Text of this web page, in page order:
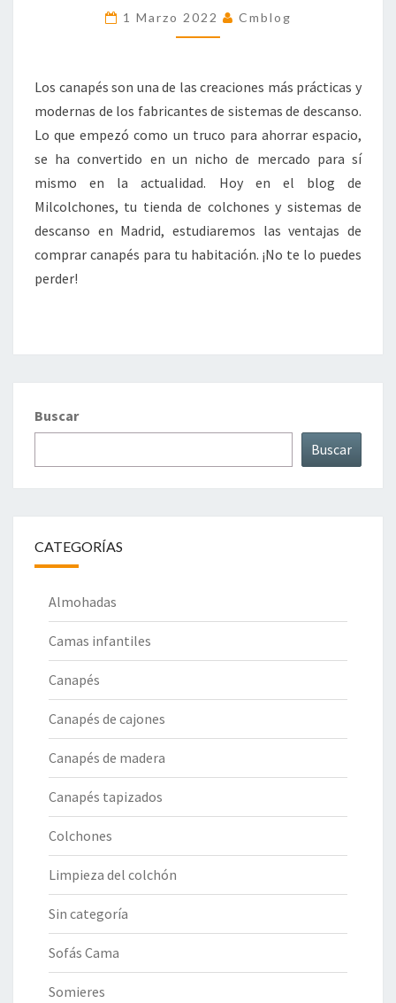
SUS
VENTAJAS
1 Marzo 2022 Cmblog
Los canapés son una de las creaciones más prácticas y
modernas de los fabricantes de sistemas de descanso.
Lo que empezó como un truco para ahorrar espacio,
se ha convertido en un nicho de mercado para sí
mismo en la actualidad. Hoy en el blog de
Milcolchones, tu tienda de colchones y sistemas de
descanso en Madrid, estudiaremos las ventajas de
comprar canapés para tu habitación. ¡No te lo puedes
perder!
Buscar
Buscar
CATEGORÍAS
Almohadas
Camas infantiles
Canapés
Canapés de cajones
Canapés de madera
Canapés tapizados
Colchones
Limpieza del colchón
Sin categoría
Sofás Cama
Somieres